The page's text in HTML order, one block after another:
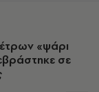
«ψάρι
σε